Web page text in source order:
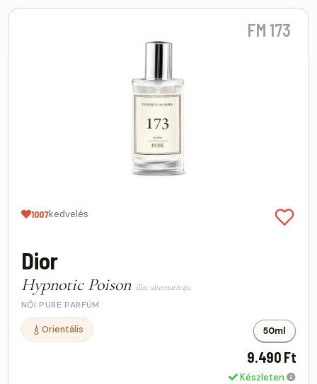
FM 173
1007kedvelés
Dior
Hypnotic Poison illat alternatívája
NŐI PURE PARFÜM
Orientális 50ml
9.490 Ft
Készleten